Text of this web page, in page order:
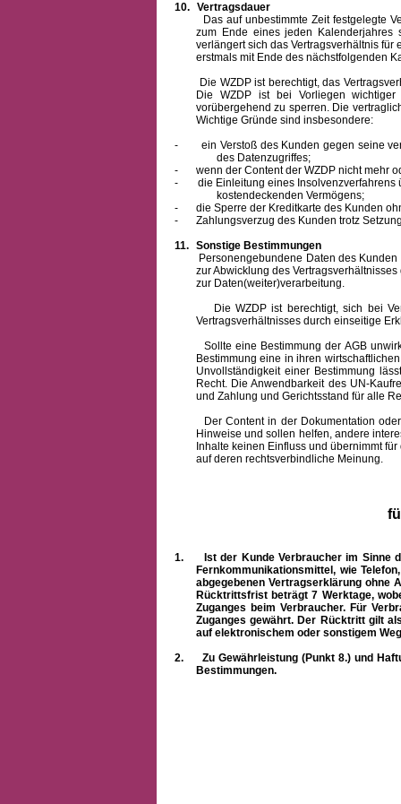
10. Vertragsdauer
Das auf unbestimmte Zeit festgelegte
zum Ende eines jeden Kalenderjahres
verlängert sich das Vertragsverhältnis
erstmals mit Ende des nächstfolgenden
Die WZDP ist berechtigt, das
Die WZDP ist bei Vorliegen
vorübergehend zu sperren. Die
Wichtige Gründe sind insbesondere:
-
ein Verstoß des Kunden gegen seine
des Datenzugriffes;
-
wenn der Content der WZDP nicht mehr
-
die Einleitung eines
kostendeckenden Vermögens;
-
die Sperre der Kreditkarte des Kunden
-
Zahlungsverzug des Kunden trotz
11. Sonstige Bestimmungen
Personengebundene Daten des Kunden
zur Abwicklung des
zur Daten(weiter)verarbeitung.
Die WZDP ist berechtigt, sich bei
Vertragsverhältnisses durch einseitige
Sollte eine Bestimmung der AGB
Bestimmung eine in ihren
Unvollständigkeit einer Bestimmung
Recht. Die Anwendbarkeit des UN-
und Zahlung und Gerichtsstand für alle
Der Content in der Dokumentation oder
Hinweise und sollen helfen, andere
Inhalte keinen Einfluss und übernimmt
auf deren rechtsverbindliche Meinung.
1.
Ist der Kunde Verbraucher im Sinne
Fernkommunikationsmittel, wie
abgegebenen Vertragserklärung ohne
Rücktrittsfrist beträgt 7 Werktage,
Zuganges beim Verbraucher. Für
Zuganges gewährt. Der Rücktritt gilt
auf elektronischem oder sonstigem
2.
Zu Gewährleistung (Punkt 8.) und
Bestimmungen.